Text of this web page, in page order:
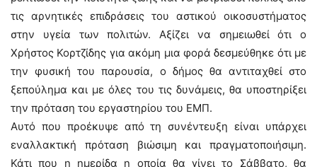
τις αρνητικές επιδράσεις του αστικού οικοσυστήματος
στην υγεία των πολιτών. Αξίζει να σημειωθεί ότι ο
Χρήστος Κορτζίδης για ακόμη μια φορά δεσμεύθηκε ότι με
την φυσική του παρουσία, ο δήμος θα αντιταχθεί στο
ξεπούλημα και με όλες του τις δυνάμεις, θα υποστηρίξει
την πρόταση του εργαστηρίου του ΕΜΠ.
Αυτό που προέκυψε από τη συνέντευξη είναι υπάρχει
εναλλακτική πρόταση βιώσιμη και πραγματοποιήσιμη.
Κάτι που η ημερίδα η οποία θα γίνει το Σάββατο, θα